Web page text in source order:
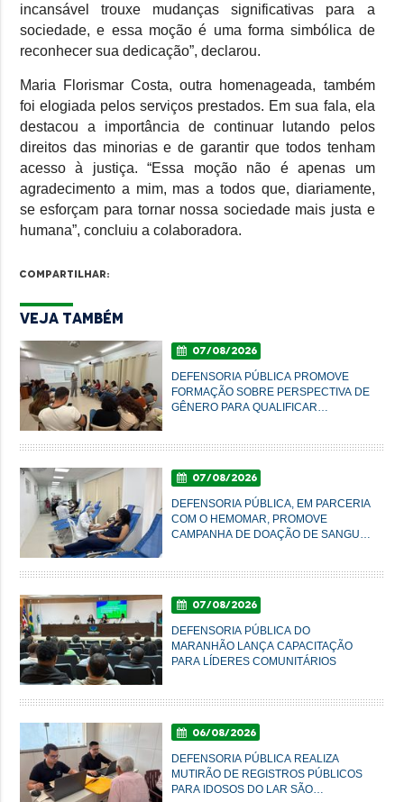
incansável trouxe mudanças significativas para a
sociedade, e essa moção é uma forma simbólica de
reconhecer sua dedicação”, declarou.
Maria Florismar Costa, outra homenageada, também
foi elogiada pelos serviços prestados. Em sua fala, ela
destacou a importância de continuar lutando pelos
direitos das minorias e de garantir que todos tenham
acesso à justiça. “Essa moção não é apenas um
agradecimento a mim, mas a todos que, diariamente,
se esforçam para tornar nossa sociedade mais justa e
humana”, concluiu a colaboradora.
Compartilhar:
Veja Também
07/08/2026
DEFENSORIA PÚBLICA PROMOVE
FORMAÇÃO SOBRE PERSPECTIVA DE
GÊNERO PARA QUALIFICAR
07/08/2026
DEFENSORIA PÚBLICA, EM PARCERIA
COM O HEMOMAR, PROMOVE
CAMPANHA DE DOAÇÃO DE SANGUE
07/08/2026
DEFENSORIA PÚBLICA DO
MARANHÃO LANÇA CAPACITAÇÃO
PARA LÍDERES COMUNITÁRIOS
06/08/2026
DEFENSORIA PÚBLICA REALIZA
MUTIRÃO DE REGISTROS PÚBLICOS
PARA IDOSOS DO LAR SÃO